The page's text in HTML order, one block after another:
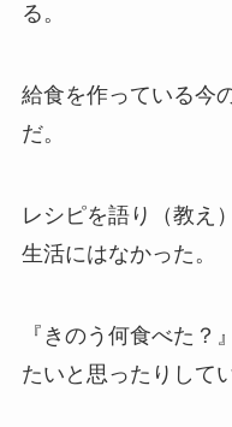
る。
給食を作っている今
だ。
レシピを語り（教え
生活にはなかった。
『きのう何食べた？
たいと思ったりして